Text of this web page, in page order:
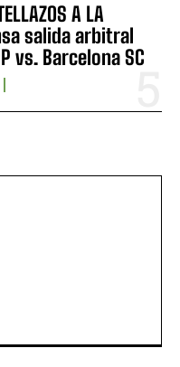
A LA
salida arbitral
vs. Barcelona SC